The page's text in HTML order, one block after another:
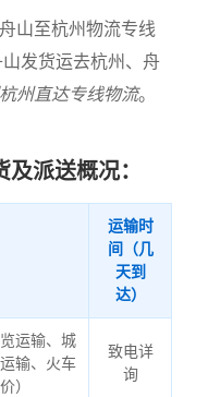
山至杭州物流专线
发货运去杭州、舟
州直达专线物流。
派送概况：
运输时
间（几
天到
达）
运输、城
输、火车
）
致电详
询